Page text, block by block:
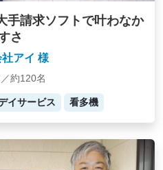
手請求ソフトで叶わなか
さ
アイ 様
約120名
イサービス 看多機